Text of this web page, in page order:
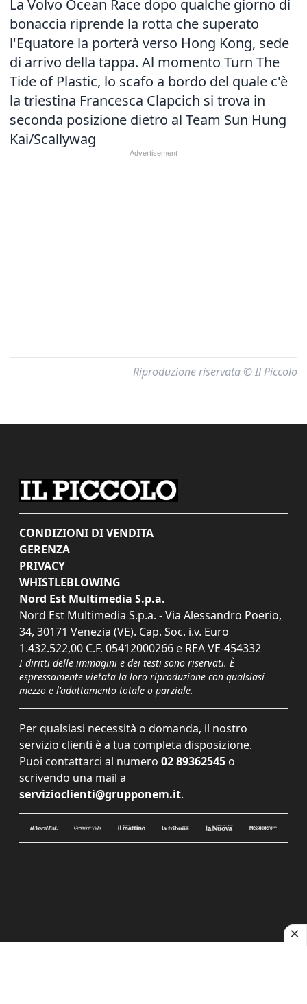
La Volvo Ocean Race dopo qualche giorno di
bonaccia riprende la rotta che superato
l'Equatore la porterà verso Hong Kong, sede
di arrivo della tappa. Al momento Turn The
Tide of Plastic, lo scafo a bordo del quale c'è
la triestina Francesca Clapcich si trova in
seconda posizione dietro al Team Sun Hung
Kai/Scallywag
Riproduzione riservata © Il Piccolo
CONDIZIONI DI VENDITA
GERENZA
PRIVACY
WHISTLEBLOWING
Nord Est Multimedia S.p.a.
Nord Est Multimedia S.p.a. - Via Alessandro Poerio,
34, 30171 Venezia (VE). Cap. Soc. i.v. Euro
1.432.522,00 C.F. 05412000266 e REA VE-454332
I diritti delle immagini e dei testi sono riservati. È
espressamente vietata la loro riproduzione con qualsiasi
mezzo e l'adattamento totale o parziale.
Per qualsiasi necessità o domanda, il nostro
servizio clienti è a tua completa disposizione.
Puoi contattarci al numero 02 89362545 o
scrivendo una mail a
servizioclienti@grupponem.it.